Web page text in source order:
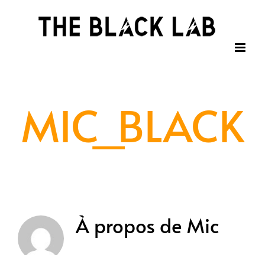
MIC_BLACK
À propos de Mic